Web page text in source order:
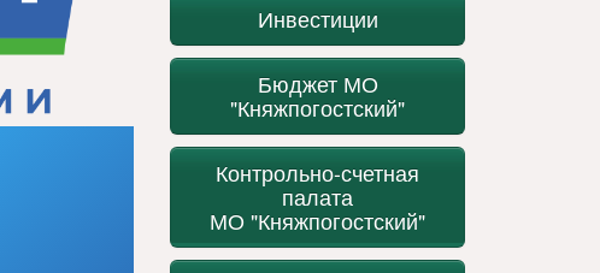
Инвестиции
Бюджет МО
"Княжпогостский"
Контрольно-счетная
палата
МО "Княжпогостский"